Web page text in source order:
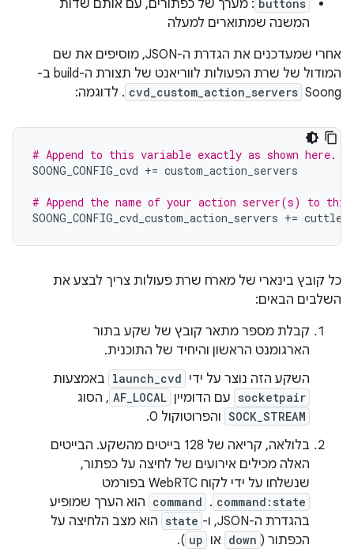
buttons : מערך של כפתורים, עם אותם שדות
המשנה שמתוארים למעלה
אחרי שמעדכנים את הגדרת ה-JSON, מוסיפים את שם
המודול של שרת הפעולות לווריאנט של תצורת ה-build ב-
Soong‏
cvd_custom_action_servers . לדוגמה:
# Append to this variable exactly as shown here.
SOONG_CONFIG_cvd += custom_action_servers
# Append the name of your action server(s) to
SOONG_CONFIG_cvd_custom_action_servers +=
כל קובץ בינארי של מארח שרת פעולות צריך לבצע את
השלבים הבאים:
קבלת מספר מתאר קובץ של שקע בתור
הארגומנט הראשון והיחיד של התוכנית.
השקע הזה נוצר על ידי launch_cvd באמצעות
socketpair עם הדומיין AF_LOCAL , הסוג
SOCK_STREAM והפרוטוקול 0.
בלולאה, קריאה של 128 בייטים מהשקע. הבייטים
האלה מכילים אירועים של לחיצה על כפתור,
שנשלחו על ידי לקוח WebRTC בפורמט
command:state
. ‫
command הוא הערך שמופיע
בהגדרת ה-JSON, ו-
state הוא מצב הלחיצה על
הכפתור ( down או up
).